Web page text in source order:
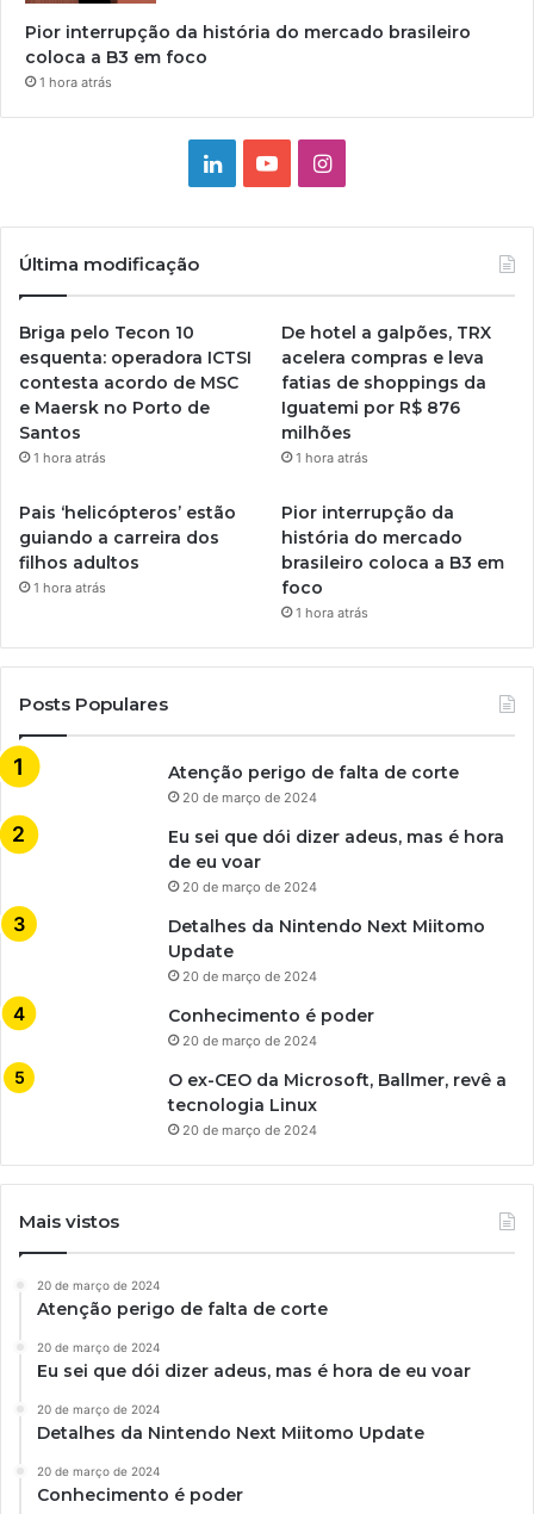
Pior interrupção da história do mercado brasileiro
coloca a B3 em foco
1 hora atrás
LinkedinYouTubeInstagram
Última modificação
Briga pelo Tecon 10
esquenta: operadora ICTSI
contesta acordo de MSC
e Maersk no Porto de
Santos
1 hora atrás
De hotel a galpões, TRX
acelera compras e leva
fatias de shoppings da
Iguatemi por R$ 876
milhões
1 hora atrás
Pais ‘helicópteros’ estão
guiando a carreira dos
filhos adultos
1 hora atrás
Pior interrupção da
história do mercado
brasileiro coloca a B3 em
foco
1 hora atrás
Posts Populares
Atenção perigo de falta de corte
20 de março de 2024
Eu sei que dói dizer adeus, mas é hora
de eu voar
20 de março de 2024
Detalhes da Nintendo Next Miitomo
Update
20 de março de 2024
Conhecimento é poder
20 de março de 2024
O ex-CEO da Microsoft, Ballmer, revê a
tecnologia Linux
20 de março de 2024
Mais vistos
20 de março de 2024
Atenção perigo de falta de corte
20 de março de 2024
Eu sei que dói dizer adeus, mas é hora de eu voar
20 de março de 2024
Detalhes da Nintendo Next Miitomo Update
20 de março de 2024
Conhecimento é poder